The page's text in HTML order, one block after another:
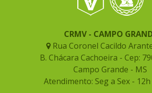
CRMV - CAMPO
Rua Coronel Cacildo
B. Chácara Cachoeira - Cep:
Campo Grande - MS
Atendimento: Seg a Sex -